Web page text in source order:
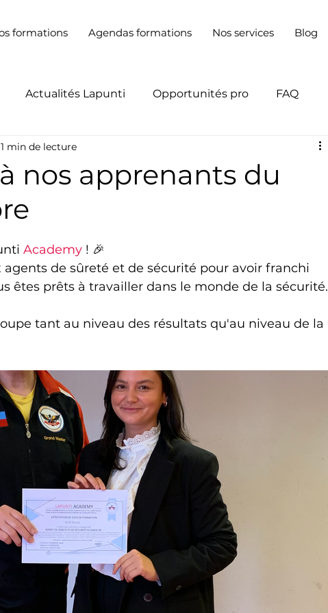
formations Agendas formations Nos services Blog
Actualités Lapunti Opportunités pro FAQ
nos apprenants du
1 min de lecture
Academy ! 🎉
de sûreté et de sécurité pour avoir franchi
êtes prêts à travailler dans le monde de la sécurité.
tant au niveau des résultats qu'au niveau de la